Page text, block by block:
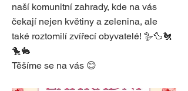
naší komunitní zahrady, kde na vás
čekají nejen květiny a zelenina, ale
také roztomilí zvířecí obyvatelé! 🪿🦆🐔
🐤🐇
Těšíme se na vás 😊